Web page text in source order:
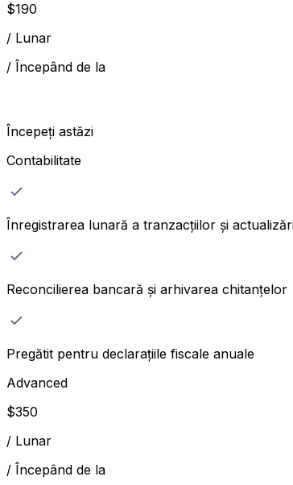
$190
/ Lunar
/ Începând de la
Începeți astăzi
Contabilitate
Înregistrarea lunară a tranzacțiilor și
Reconcilierea bancară și arhivarea chitanțelor
Pregătit pentru declarațiile fiscale anuale
Advanced
$350
/ Lunar
/ Începând de la